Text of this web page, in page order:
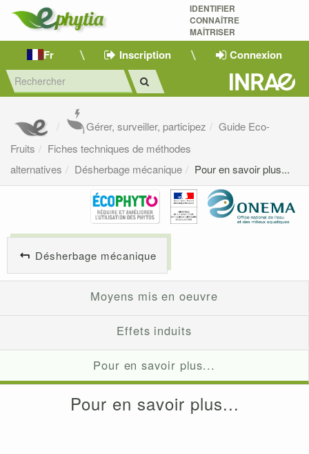
IDENTIFIER
CONNAÎTRE
MAÎTRISER
Fr Inscription Connexion
Gérer, surveiller, participez
Guide Eco-
Fruits
Fiches techniques de méthodes
alternatives
Désherbage mécanique Pour en savoir plus...
Désherbage mécanique
Moyens mis en oeuvre
Effets induits
Pour en savoir plus...
Pour en savoir plus...